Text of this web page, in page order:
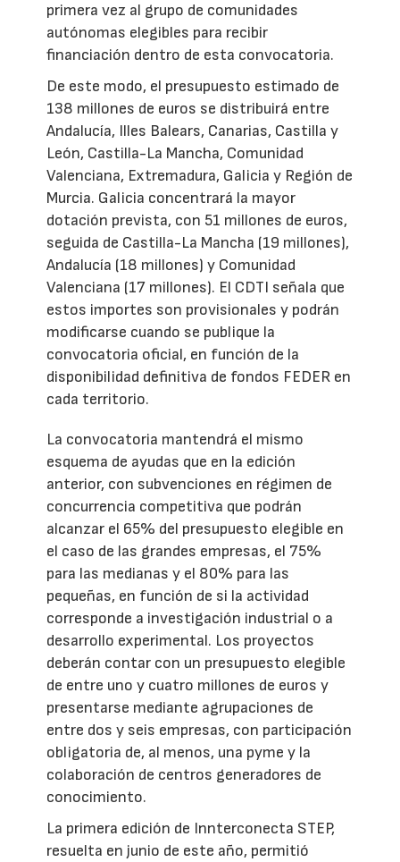
primera vez al grupo de comunidades
autónomas elegibles para recibir
financiación dentro de esta convocatoria.
De este modo, el presupuesto estimado de
138 millones de euros se distribuirá entre
Andalucía, Illes Balears, Canarias, Castilla y
León, Castilla-La Mancha, Comunidad
Valenciana, Extremadura, Galicia y Región de
Murcia. Galicia concentrará la mayor
dotación prevista, con 51 millones de euros,
seguida de Castilla-La Mancha (19 millones),
Andalucía (18 millones) y Comunidad
Valenciana (17 millones). El CDTI señala que
estos importes son provisionales y podrán
modificarse cuando se publique la
convocatoria oficial, en función de la
disponibilidad definitiva de fondos FEDER en
cada territorio.
La convocatoria mantendrá el mismo
esquema de ayudas que en la edición
anterior, con subvenciones en régimen de
concurrencia competitiva que podrán
alcanzar el 65% del presupuesto elegible en
el caso de las grandes empresas, el 75%
para las medianas y el 80% para las
pequeñas, en función de si la actividad
corresponde a investigación industrial o a
desarrollo experimental. Los proyectos
deberán contar con un presupuesto elegible
de entre uno y cuatro millones de euros y
presentarse mediante agrupaciones de
entre dos y seis empresas, con participación
obligatoria de, al menos, una pyme y la
colaboración de centros generadores de
conocimiento.
La primera edición de Innterconecta STEP,
resuelta en junio de este año, permitió